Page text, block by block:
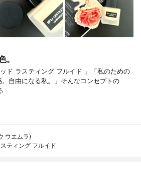
。
ド ラスティング フルイド 」「私のための
自由になる私。」そんなコンセプトの
ウエムラ)
ティング フルイド